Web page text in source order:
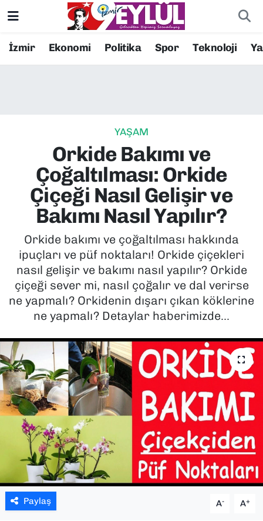
İzmir Ekonomi Politika Spor Teknoloji
YAŞAM
Orkide Bakımı ve
Çoğaltılması: Orkide
Çiçeği Nasıl Gelişir ve
Bakımı Nasıl Yapılır?
Orkide bakımı ve çoğaltılması hakkında
ipuçları ve püf noktaları! Orkide çiçekleri
nasıl gelişir ve bakımı nasıl yapılır? Orkide
çiçeği sever mi, nasıl çoğalır ve dal verirse
ne yapmalı? Orkidenin dışarı çıkan köklerine
ne yapmalı? Detaylar haberimizde...
Paylaş A- A+
Resmi İlanlar
EKONOMİ
KÜLTÜR SANAT
MAGAZİN
POLİTİKA
SAĞLIK
SPOR
TEKNOLOJİ
YAŞAM
YEREL YÖNETİMLER
Konak Nöbetçi Eczaneler
Süper Lig Puan Durumu ve Fikstür
Tüm Manşetler
Son Dakika Haberleri
Haber Arşivi